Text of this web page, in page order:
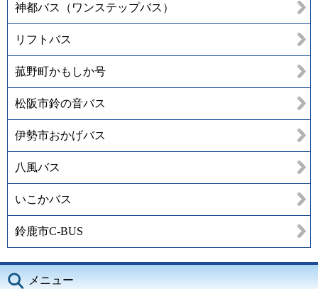
神都バス（ワンステップバス）
リフトバス
菰野町かもしか号
松阪市鈴の音バス
伊勢市おかげバス
八風バス
いこかバス
鈴鹿市C-BUS
メニュー